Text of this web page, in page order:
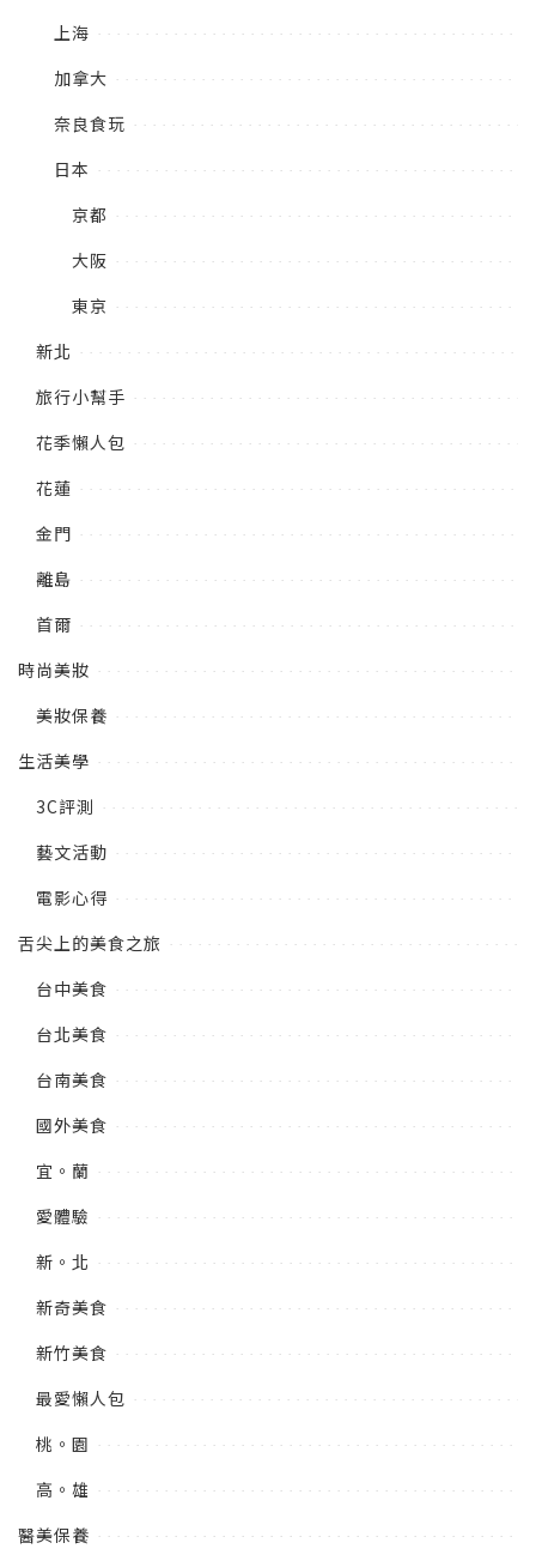
上海
加拿大
奈良食玩
日本
京都
大阪
東京
新北
旅行小幫手
花季懶人包
花蓮
金門
離島
首爾
時尚美妝
美妝保養
生活美學
3C評測
藝文活動
電影心得
舌尖上的美食之旅
台中美食
台北美食
台南美食
國外美食
宜。蘭
愛體驗
新。北
新奇美食
新竹美食
最愛懶人包
桃。園
高。雄
醫美保養